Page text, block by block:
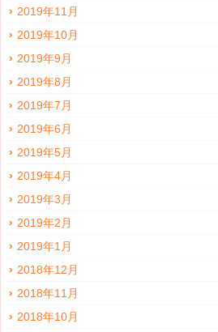
2019年11月
2019年10月
2019年9月
2019年8月
2019年7月
2019年6月
2019年5月
2019年4月
2019年3月
2019年2月
2019年1月
2018年12月
2018年11月
2018年10月